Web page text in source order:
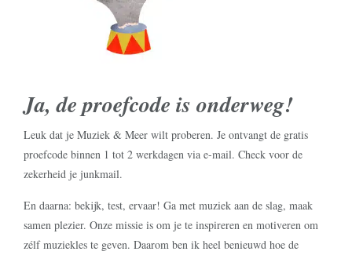
Ja, de proefcode is onderweg!
Leuk dat je Muziek & Meer wilt proberen. Je ontvangt de gratis
proefcode binnen 1 tot 2 werkdagen via e-mail. Check voor de
zekerheid je junkmail.
En daarna: bekijk, test, ervaar! Ga met muziek aan de slag, maak
samen plezier. Onze missie is om je te inspireren en motiveren om
zélf muziekles te geven. Daarom ben ik heel benieuwd hoe de